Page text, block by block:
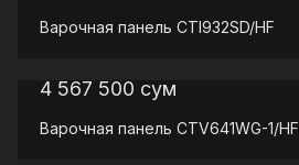
Варочная панель CTI932SD/HF
4 567 500 сум
Варочная панель CTV641WG-1/HF